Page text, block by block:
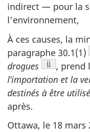
indirect — pour la
l’environnement,
À ces causes, la
paragraphe 30.1‍(1)
drogues
Note de bas
ii , prend
l’importation et la
destinés à être
après.
Ottawa, le 18 mars